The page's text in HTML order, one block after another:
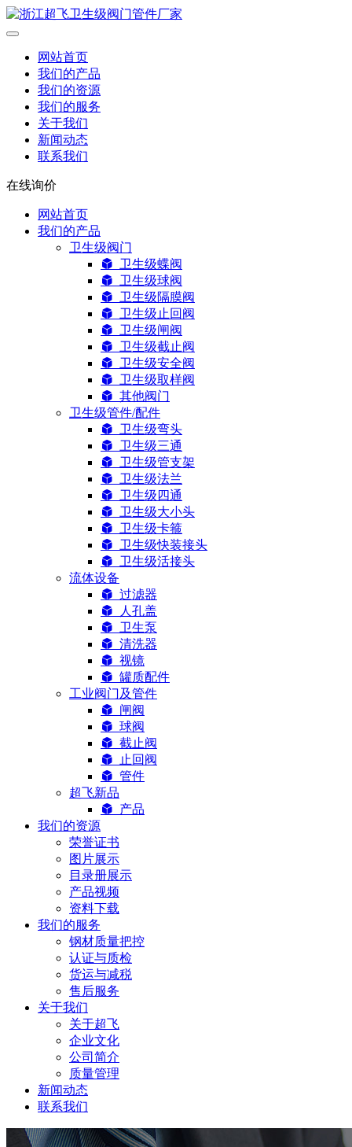
网站首页
我们的产品
我们的资源
我们的服务
关于我们
新闻动态
联系我们
在线询价
网站首页
我们的产品
卫生级阀门
卫生级蝶阀
卫生级球阀
卫生级隔膜阀
卫生级止回阀
卫生级闸阀
卫生级截止阀
卫生级安全阀
卫生级取样阀
其他阀门
卫生级管件/配件
卫生级弯头
卫生级三通
卫生级管支架
卫生级法兰
卫生级四通
卫生级大小头
卫生级卡箍
卫生级快装接头
卫生级活接头
流体设备
过滤器
人孔盖
卫生泵
清洗器
视镜
罐质配件
工业阀门及管件
闸阀
球阀
截止阀
止回阀
管件
超飞新品
产品
我们的资源
荣誉证书
图片展示
目录册展示
产品视频
资料下载
我们的服务
钢材质量把控
认证与质检
货运与减税
售后服务
关于我们
关于超飞
企业文化
公司简介
质量管理
新闻动态
联系我们